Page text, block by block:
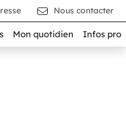
Nous contacter
Mon quotidien Infos pro